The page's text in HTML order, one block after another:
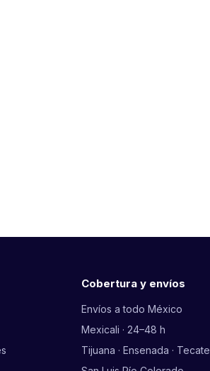
Cobertura y envíos
Envíos a todo México
Mexicali · 24–48 h
Tijuana · Ensenada · Tecate